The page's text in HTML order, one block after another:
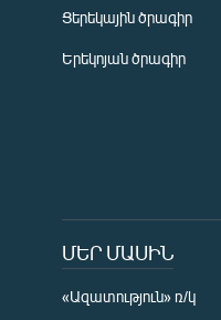
Ցերեկային ծրագիր
Երեկոյան ծրագիր
ՄԵՐ ՄԱՍԻՆ
«Ազատություն» ռ/կ